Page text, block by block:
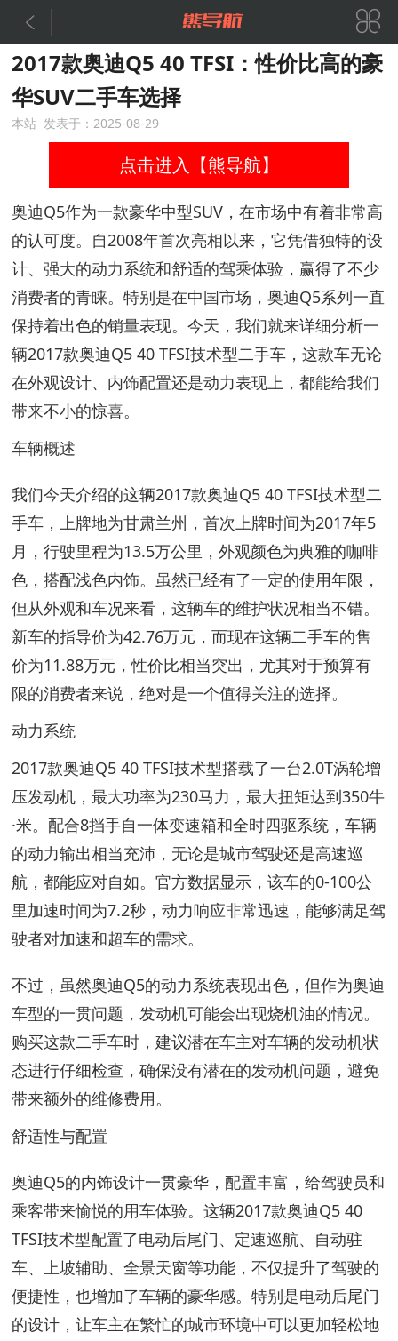
 
2017款奥迪Q5 40 TFSI：性价比高的豪
华SUV二手车选择
本站 发表于：2025-08-29
点击进入【熊导航】
奥迪Q5作为一款豪华中型SUV，在市场中有着非常高
的认可度。自2008年首次亮相以来，它凭借独特的设
计、强大的动力系统和舒适的驾乘体验，赢得了不少
消费者的青睐。特别是在中国市场，奥迪Q5系列一直
保持着出色的销量表现。今天，我们就来详细分析一
辆2017款奥迪Q5 40 TFSI技术型二手车，这款车无论
在外观设计、内饰配置还是动力表现上，都能给我们
带来不小的惊喜。
车辆概述
我们今天介绍的这辆2017款奥迪Q5 40 TFSI技术型二
手车，上牌地为甘肃兰州，首次上牌时间为2017年5
月，行驶里程为13.5万公里，外观颜色为典雅的咖啡
色，搭配浅色内饰。虽然已经有了一定的使用年限，
但从外观和车况来看，这辆车的维护状况相当不错。
新车的指导价为42.76万元，而现在这辆二手车的售
价为11.88万元，性价比相当突出，尤其对于预算有
限的消费者来说，绝对是一个值得关注的选择。
动力系统
2017款奥迪Q5 40 TFSI技术型搭载了一台2.0T涡轮增
压发动机，最大功率为230马力，最大扭矩达到350牛
·米。配合8挡手自一体变速箱和全时四驱系统，车辆
的动力输出相当充沛，无论是城市驾驶还是高速巡
航，都能应对自如。官方数据显示，该车的0-100公
里加速时间为7.2秒，动力响应非常迅速，能够满足驾
驶者对加速和超车的需求。
不过，虽然奥迪Q5的动力系统表现出色，但作为奥迪
车型的一贯问题，发动机可能会出现烧机油的情况。
购买这款二手车时，建议潜在车主对车辆的发动机状
态进行仔细检查，确保没有潜在的发动机问题，避免
带来额外的维修费用。
舒适性与配置
奥迪Q5的内饰设计一贯豪华，配置丰富，给驾驶员和
乘客带来愉悦的用车体验。这辆2017款奥迪Q5 40
TFSI技术型配置了电动后尾门、定速巡航、自动驻
车、上坡辅助、全景天窗等功能，不仅提升了驾驶的
便捷性，也增加了车辆的豪华感。特别是电动后尾门
的设计，让车主在繁忙的城市环境中可以更加轻松地